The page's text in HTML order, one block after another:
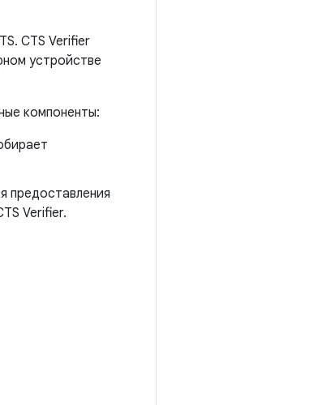
CTS Verifier
устройстве
компоненты:
предоставления
Verifier.